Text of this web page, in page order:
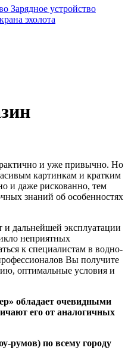
Зарядное устройство
эхолота
и уже привычно. Но
картинкам и кратким
и даже рискованно, тем
знаний об особенностях
и дальнейшей эксплуатации
неприятных
к специалистам в водно-
Вы получите
оптимальные условия и
обладает очевидными
его от аналогичных
румов) по всему городу